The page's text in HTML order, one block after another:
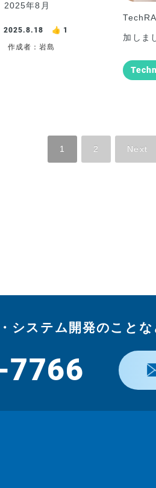
年8月
2025.8.18
1
作成者：岩島
加しま
1 2 Next
システム開発のこと